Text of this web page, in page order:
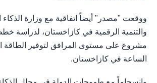
ووقعت "مصدر" أيضاً اتفاقية مع وزارة
والتنمية الرقمية في كازاخستان، لدراسة
مشروع على مستوى المرافق لتوفير الطاقة
الساعة في كازاخستان.